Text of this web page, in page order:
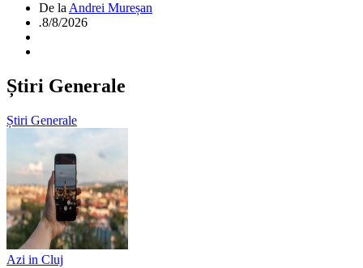
De la Andrei Mureșan
.8/8/2026
Știri Generale
Știri Generale
Azi in Cluj